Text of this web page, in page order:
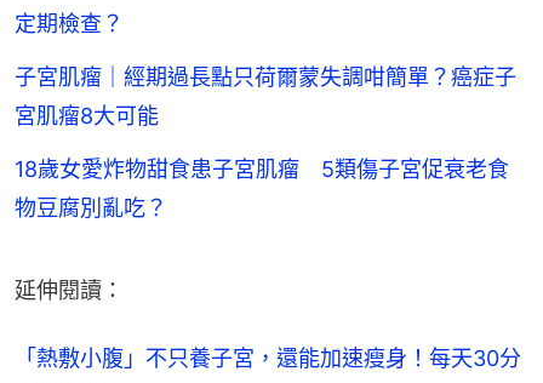
定期檢查？
子宮肌瘤｜經期過長點只荷爾蒙失調咁簡單？癌症子
宮肌瘤8大可能
18歲女愛炸物甜食患子宮肌瘤 5類傷子宮促衰老食
物豆腐別亂吃？
延伸閱讀：
「熱敷小腹」不只養子宮，還能加速瘦身！每天30分